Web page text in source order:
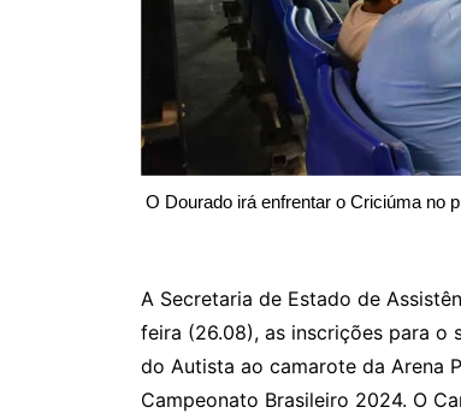
O Dourado irá enfrentar o Criciúma no
A Secretaria de Estado de
feira (26.08), as inscrições para
do Autista ao camarote da Arena
Campeonato Brasileiro 2024. O